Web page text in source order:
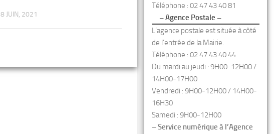
8 JUIN, 2021
Téléphone : 02 47 43 40 81
– Agence Postale –
L’agence postale est située à côté
de l’entrée de la Mairie.
Téléphone : 02 47 43 40 44
Du mardi au jeudi : 9H00-12H00 /
14H00-17H00
Vendredi : 9H00-12H00 / 14H00-
16H30
Samedi : 9H00-12H00
– Service numérique à l’Agence